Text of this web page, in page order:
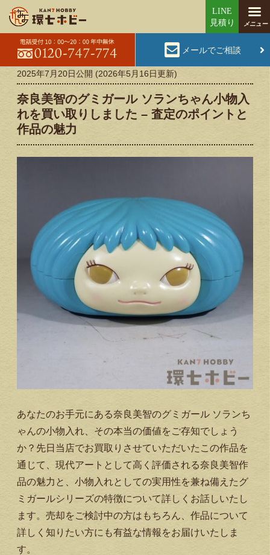
メールでご相談
2025年7月20日公開 (2026年5月16日更新)
奈良美智のグミガール ソランちゃん小物入
れを買い取りしました – 査定のポイントと
作品の魅力
あなたのお手元にある奈良美智のグミガール ソランち
ゃんの小物入れ、その本当の価値をご存知でしょう
か？先日当店でお買取りさせていただいたこの作品を
通じて、現代アートとして高く評価される奈良美智作
品の魅力と、小物入れとしての実用性を兼ね備えたグ
ミガールシリーズの特徴について詳しくお話しいたし
ます。売却をご検討中の方はもちろん、作品について
詳しく知りたい方にも有益な情報をお届けいたしま
す。